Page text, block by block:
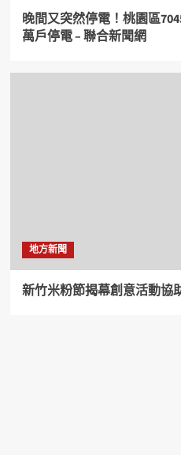
晚間又突然停電！桃園區
萬戶停電 – 聯合新聞網
地方新聞
新竹米粉節揭幕創意活動協